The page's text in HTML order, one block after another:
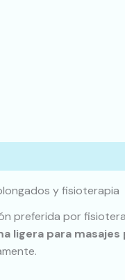
y fisioterapia
preferida por
ligera para masajes